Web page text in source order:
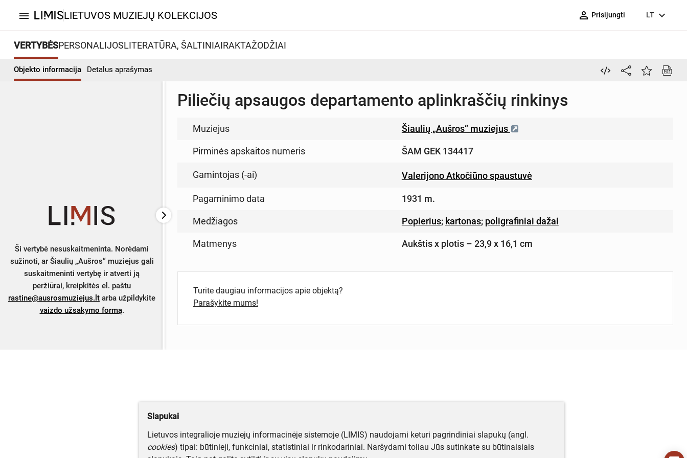
menu LIETUVOS MUZIEJŲ KOLEKCIJOS person_outline Prisijungti LT expand_more
VERTYBĖSPERSONALIJOSLITERATŪRA, ŠALTINIAIRAKTAŽODŽIAI
Objekto informacija Detalus aprašymas
Ši vertybė nesuskaitmeninta. Norėdami
sužinoti, ar Šiaulių „Aušros“ muziejus gali
suskaitmeninti vertybę ir atverti ją
peržiūrai, kreipkitės el. paštu
rastine@ausrosmuziejus.lt arba užpildykite
vaizdo užsakymo formą.
Piliečių apsaugos departamento aplinkraščių rinkinys
Muziejus Šiaulių „Aušros“ muziejus
Pirminės apskaitos numeris ŠAM GEK 134417
Gamintojas (-ai) Valerijono Atkočiūno spaustuvė
Pagaminimo data 1931 m.
Medžiagos Popierius; kartonas; poligrafiniai dažai
Matmenys Aukštis x plotis – 23,9 x 16,1 cm
Turite daugiau informacijos apie objektą?
Parašykite mums!
Slapukai
Lietuvos integralioje muziejų informacinėje sistemoje (LIMIS) naudojami keturi pagrindiniai slapukų (angl.
cookies) tipai: būtinieji, funkciniai, statistiniai ir rinkodariniai. Naršydami toliau Jūs sutinkate su būtinaisiais